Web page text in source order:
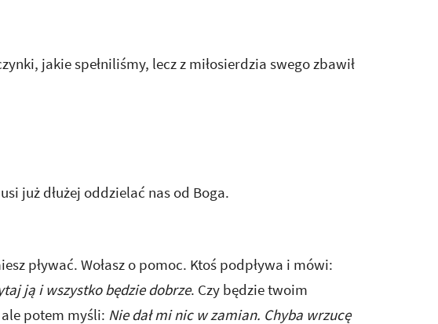
jakie spełniliśmy, lecz z miłosierdzia swego zbawił
już dłużej oddzielać nas od Boga.
pływać. Wołasz o pomoc. Ktoś podpływa i mówi:
ją i wszystko będzie dobrze. Czy będzie twoim
potem myśli: Nie dał mi nic w zamian. Chyba wrzucę